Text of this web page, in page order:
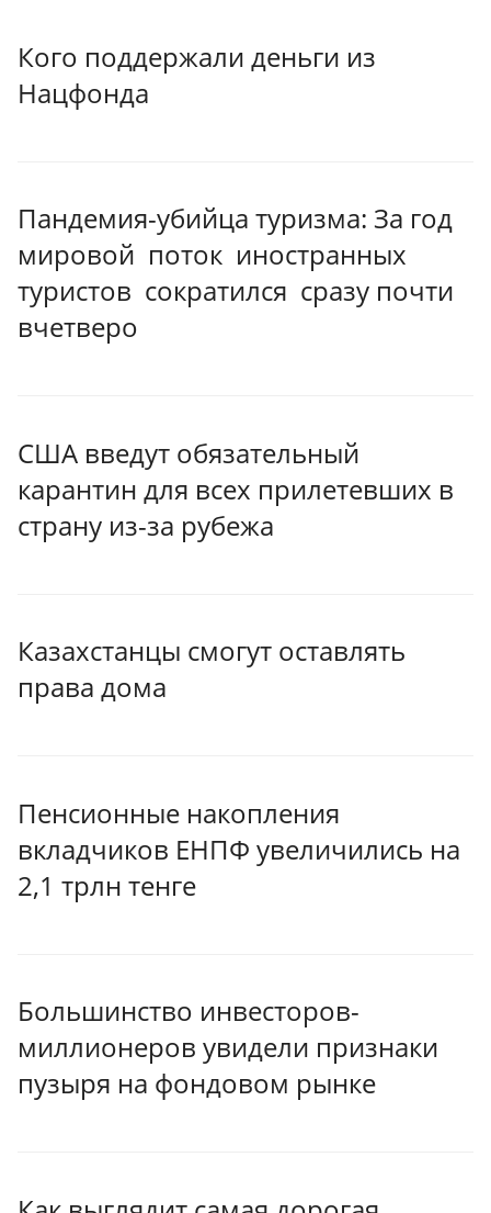
Кого поддержали деньги из
Нацфонда
Пандемия-убийца туризма: За год
мировой поток иностранных
туристов сократился сразу почти
вчетверо
США введут обязательный
карантин для всех прилетевших в
страну из-за рубежа
Казахстанцы смогут оставлять
права дома
Пенсионные накопления
вкладчиков ЕНПФ увеличились на
2,1 трлн тенге
Большинство инвесторов-
миллионеров увидели признаки
пузыря на фондовом рынке